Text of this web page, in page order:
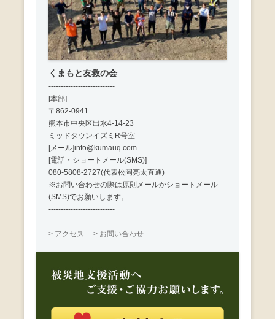
くまもと友救の会
---------------------------
[本部]
〒862-0941
熊本市中央区出水4-14-23
ミッドタウンイズミR号室
[メール]info@kumauq.com
[電話・ショートメール(SMS)]
080-5808-2727(代表松岡亮太直通)
※お問い合わせの際は原則メールかショートメール
(SMS)でお願いします。
---------------------------
> アクセス > お問い合わせ